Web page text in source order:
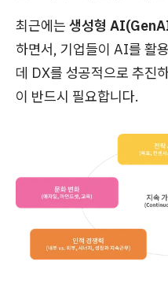
최근에는 생성형
하면서, 기업들이 AI를 활
데 DX를 성공적으로 추진
이 반드시 필요합니다.